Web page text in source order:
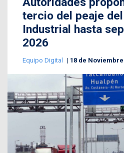
tercio del peaje
Industrial hasta
2026
Equipo Digital 18 de Noviembre